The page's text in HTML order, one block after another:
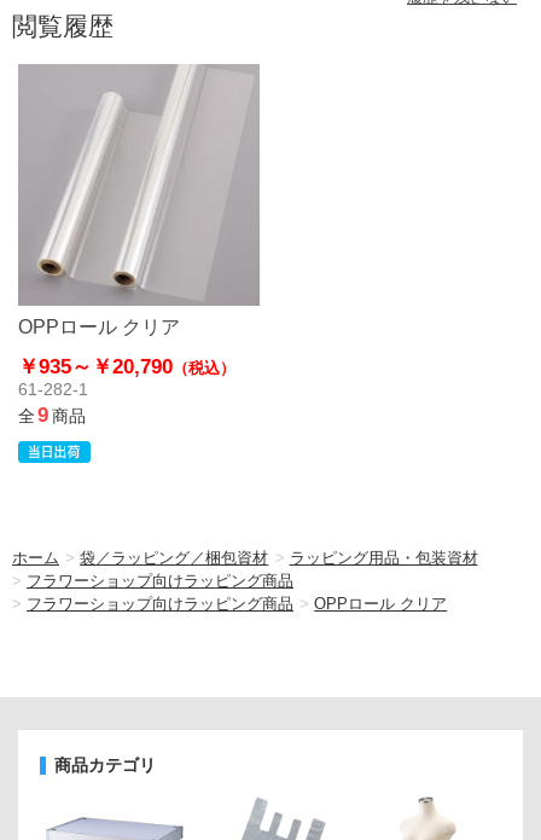
閲覧履歴
OPPロール クリア
￥935～ ￥20,790 （税込）
61-282-1
全9商品
ホーム >袋／ラッピング／梱包資材 > ラッピング用品・包装資材
> フラワーショップ向けラッピング商品
> フラワーショップ向けラッピング商品 >OPPロール クリア
商品カテゴリ